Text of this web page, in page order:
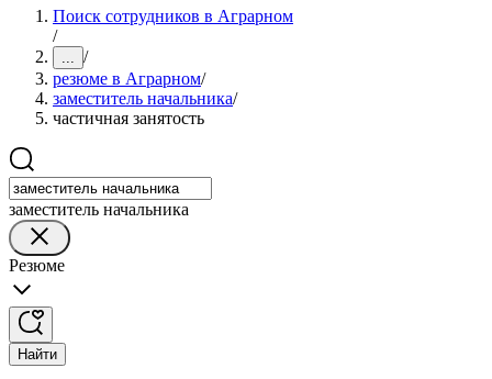
Поиск сотрудников в Аграрном
/
... /
резюме в Аграрном/
заместитель начальника/
частичная занятость
заместитель начальника
Резюме
Найти